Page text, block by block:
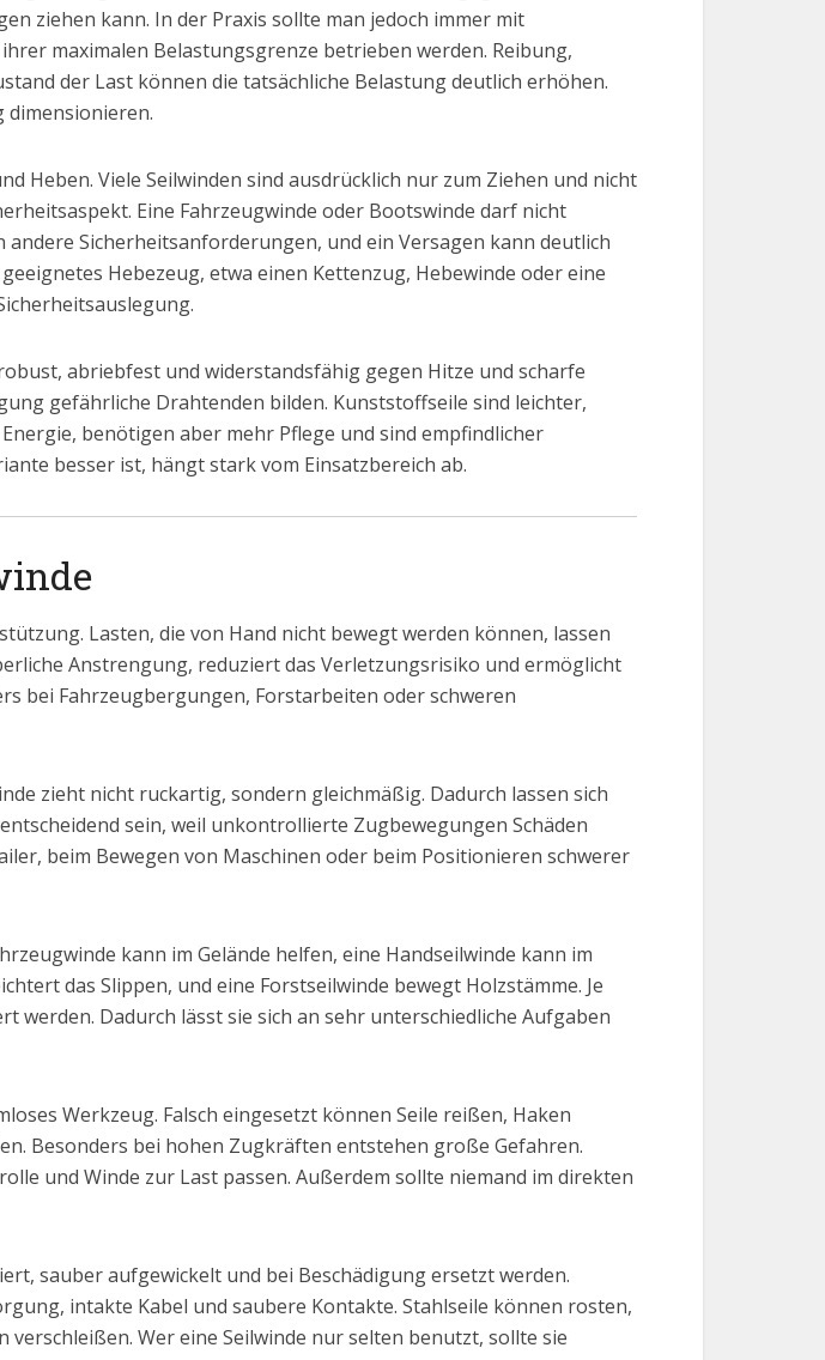
ziehen kann. In der Praxis sollte man jedoch immer mit
maximalen Belastungsgrenze betrieben werden. Reibung,
der Last können die tatsächliche Belastung deutlich erhöhen.
dimensionieren.
Heben. Viele Seilwinden sind ausdrücklich nur zum Ziehen und nicht
Eine Fahrzeugwinde oder Bootswinde darf nicht
Sicherheitsanforderungen, und ein Versagen kann deutlich
Hebezeug, etwa einen Kettenzug, Hebewinde oder eine
abriebfest und widerstandsfähig gegen Hitze und scharfe
gefährliche Drahtenden bilden. Kunststoffseile sind leichter,
benötigen aber mehr Pflege und sind empfindlicher
besser ist, hängt stark vom Einsatzbereich ab.
Lasten, die von Hand nicht bewegt werden können, lassen
Anstrengung, reduziert das Verletzungsrisiko und ermöglicht
bei Fahrzeugbergungen, Forstarbeiten oder schweren
zieht nicht ruckartig, sondern gleichmäßig. Dadurch lassen sich
sein, weil unkontrollierte Zugbewegungen Schäden
beim Bewegen von Maschinen oder beim Positionieren schwerer
kann im Gelände helfen, eine Handseilwinde kann im
das Slippen, und eine Forstseilwinde bewegt Holzstämme. Je
werden. Dadurch lässt sie sich an sehr unterschiedliche Aufgaben
Werkzeug. Falsch eingesetzt können Seile reißen, Haken
Besonders bei hohen Zugkräften entstehen große Gefahren.
und Winde zur Last passen. Außerdem sollte niemand im direkten
sauber aufgewickelt und bei Beschädigung ersetzt werden.
intakte Kabel und saubere Kontakte. Stahlseile können rosten,
Wer eine Seilwinde nur selten benutzt, sollte sie